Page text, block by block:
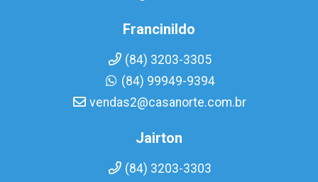
Francinildo
(84) 3203-3305
(84) 99949-9394
vendas2@casanorte.com.br
Jairton
(84) 3203-3303